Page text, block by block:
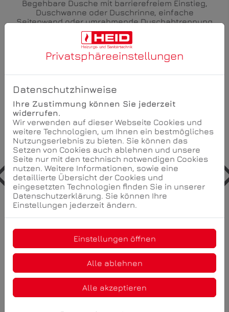
Begehbare Dusche mit barrierefreiem Einstieg,
Duschwanne oder Duschrinne, einfache
Seitenwand oder umrahmende Duschabtrennung
KALDEWEI Aluvia Duschwanne
Privatsphäre­einstellungen
Datenschutzhinweise
Ihre Zustimmung können Sie jederzeit
widerrufen.
Wir verwenden auf dieser Webseite Cookies und
weitere Technologien, um Ihnen ein bestmögliches
Nutzungserlebnis zu bieten. Sie können das
Setzen von Cookies auch ablehnen und unsere
Seite nur mit den technisch notwendigen Cookies
nutzen. Weitere Informationen, sowie eine
detaillierte Übersicht der Cookies und
eingesetzten Technologien finden Sie in unserer
Datenschutzerklärung. Sie können Ihre
Einstellungen jederzeit ändern.
Einstellungen öffnen
Alle ablehnen
Alle akzeptieren